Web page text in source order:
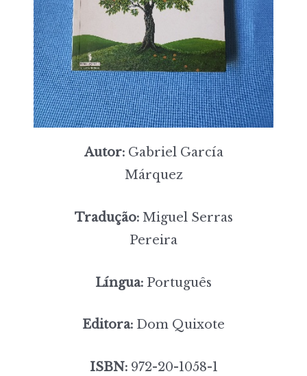
Autor:Gabriel García
Márquez
Tradução:Miguel Serras
Pereira
Língua: Português
Editora: Dom Quixote
ISBN:972-20-1058-1